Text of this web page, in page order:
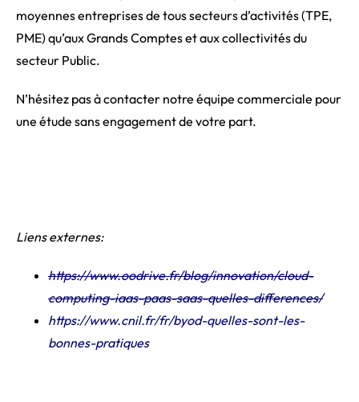
moyennes entreprises de tous secteurs d’activités (TPE,
PME) qu’aux Grands Comptes et aux collectivités du
secteur Public.
N’hésitez pas à contacter notre équipe commerciale pour
une étude sans engagement de votre part.
Liens externes:
https://www.oodrive.fr/blog/innovation/cloud-
computing-iaas-paas-saas-quelles-differences/
https://www.cnil.fr/fr/byod-quelles-sont-les-
bonnes-pratiques